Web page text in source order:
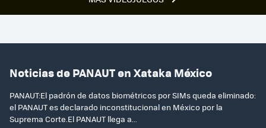
Noticias de PANAUT en Xataka México
PANAUT:El padrón de datos biométricos por SIMs queda eliminado:
el PANAUT es declarado inconstitucional en México por la
Suprema Corte.El PANAUT llega a...